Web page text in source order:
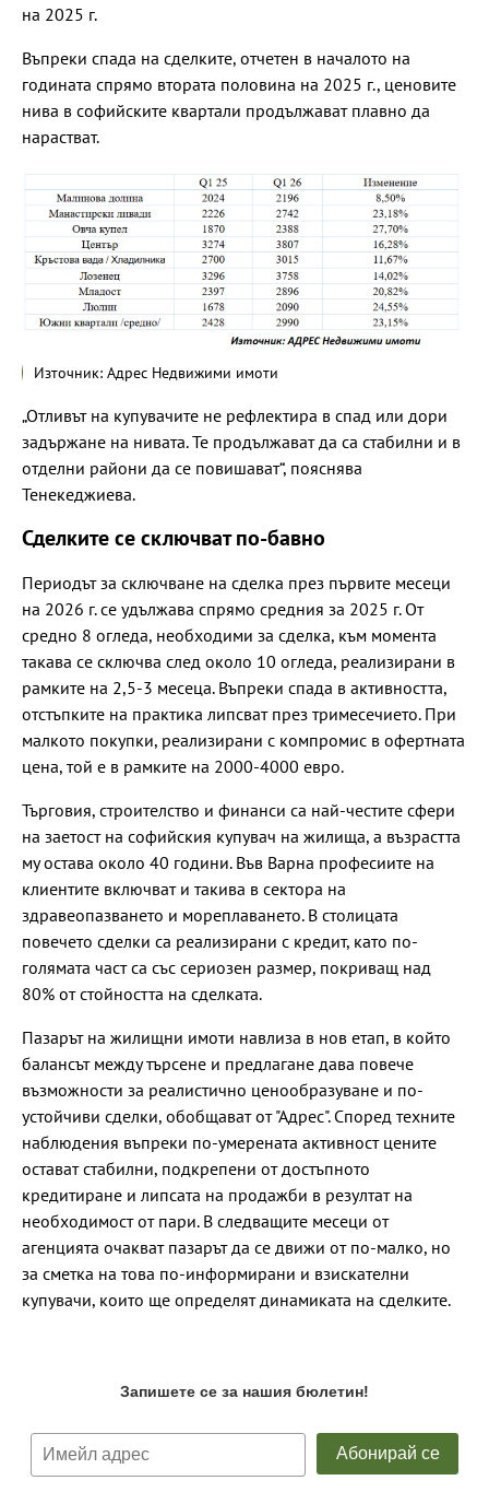
на 2025 г.
Въпреки спада на сделките, отчетен в началото на
годината спрямо втората половина на 2025 г., ценовите
нива в софийските квартали продължават плавно да
нарастват.
Източник: Адрес Недвижими имоти
„Отливът на купувачите не рефлектира в спад или дори
задържане на нивата. Те продължават да са стабилни и в
отделни райони да се повишават“, пояснява
Тенекеджиева.
Сделките се сключват по-бавно
Периодът за сключване на сделка през първите месеци
на 2026 г. се удължава спрямо средния за 2025 г. От
средно 8 огледа, необходими за сделка, към момента
такава се сключва след около 10 огледа, реализирани в
рамките на 2,5-3 месеца. Въпреки спада в активността,
отстъпките на практика липсват през тримесечието. При
малкото покупки, реализирани с компромис в офертната
цена, той е в рамките на 2000-4000 евро.
Търговия, строителство и финанси са най-честите сфери
на заетост на софийския купувач на жилища, а възрастта
му остава около 40 години. Във Варна професиите на
клиентите включват и такива в сектора на
здравеопазването и мореплаването. В столицата
повечето сделки са реализирани с кредит, като по-
голямата част са със сериозен размер, покриващ над
80% от стойността на сделката.
Пазарът на жилищни имоти навлиза в нов етап, в който
балансът между търсене и предлагане дава повече
възможности за реалистично ценообразуване и по-
устойчиви сделки, обобщават от "Адрес". Според техните
наблюдения въпреки по-умерената активност цените
остават стабилни, подкрепени от достъпното
кредитиране и липсата на продажби в резултат на
необходимост от пари. В следващите месеци от
агенцията очакват пазарът да се движи от по-малко, но
за сметка на това по-информирани и взискателни
купувачи, които ще определят динамиката на сделките.